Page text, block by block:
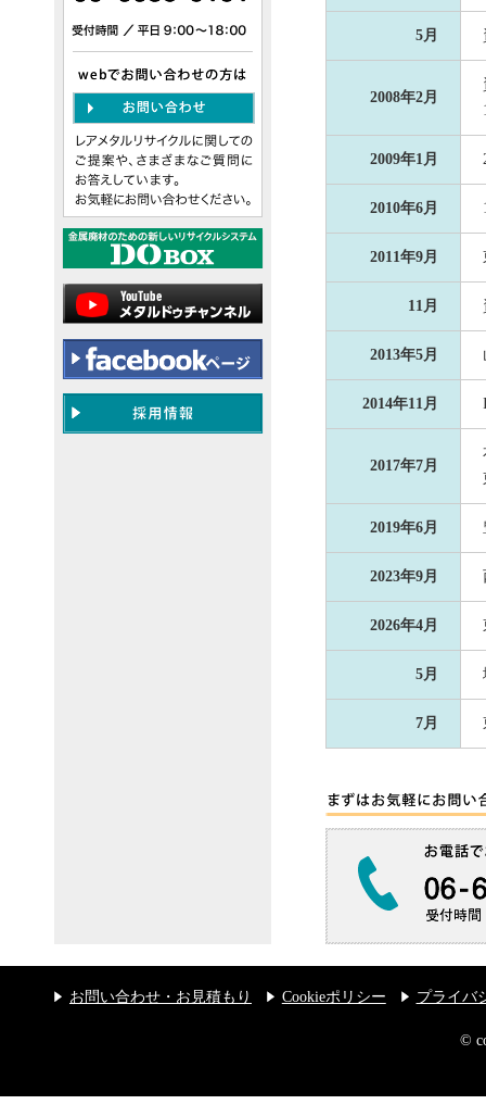
5月
2008年2月
2009年1月
2010年6月
2011年9月
11月
2013年5月
2014年11月
2017年7月
2019年6月
2023年9月
2026年4月
5月
7月
お問い合わせ・お見積もり Cookieポリシー プライバ
©